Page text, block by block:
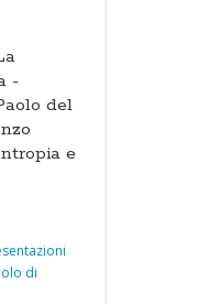
-
del
e